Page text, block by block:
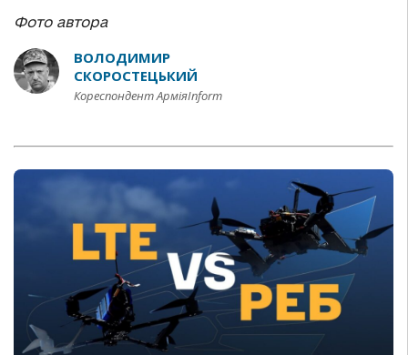
Фото автора
ВОЛОДИМИР
СКОРОСТЕЦЬКИЙ
Кореспондент АрміяInform